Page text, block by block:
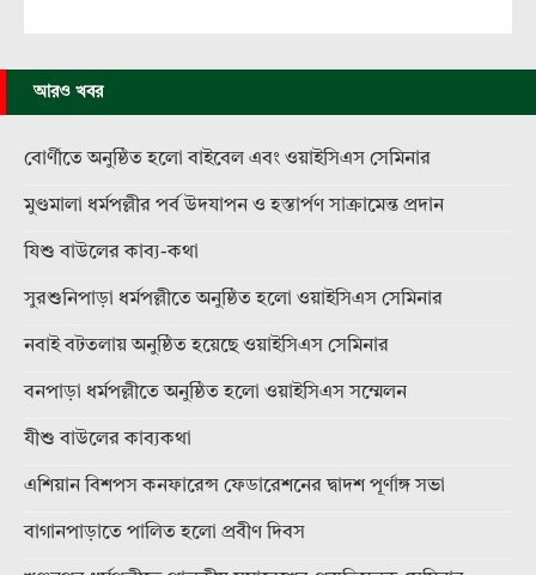
আরও খবর
বোর্ণীতে অনুষ্ঠিত হলো বাইবেল এবং ওয়াইসিএস সেমিনার
মুণ্ডমালা ধর্মপল্লীর পর্ব উদযাপন ও হস্তার্পণ সাক্রামেন্ত প্রদান
যিশু বাউলের কাব্য-কথা
সুরশুনিপাড়া ধর্মপল্লীতে অনুষ্ঠিত হলো ওয়াইসিএস সেমিনার
নবাই বটতলায় অনুষ্ঠিত হয়েছে ওয়াইসিএস সেমিনার
বনপাড়া ধর্মপল্লীতে অনুষ্ঠিত হলো ওয়াইসিএস সম্মেলন
যীশু বাউলের কাব্যকথা
এশিয়ান বিশপস কনফারেন্স ফেডারেশনের দ্বাদশ পূর্ণাঙ্গ সভা
বাগানপাড়াতে পালিত হলো প্রবীণ দিবস